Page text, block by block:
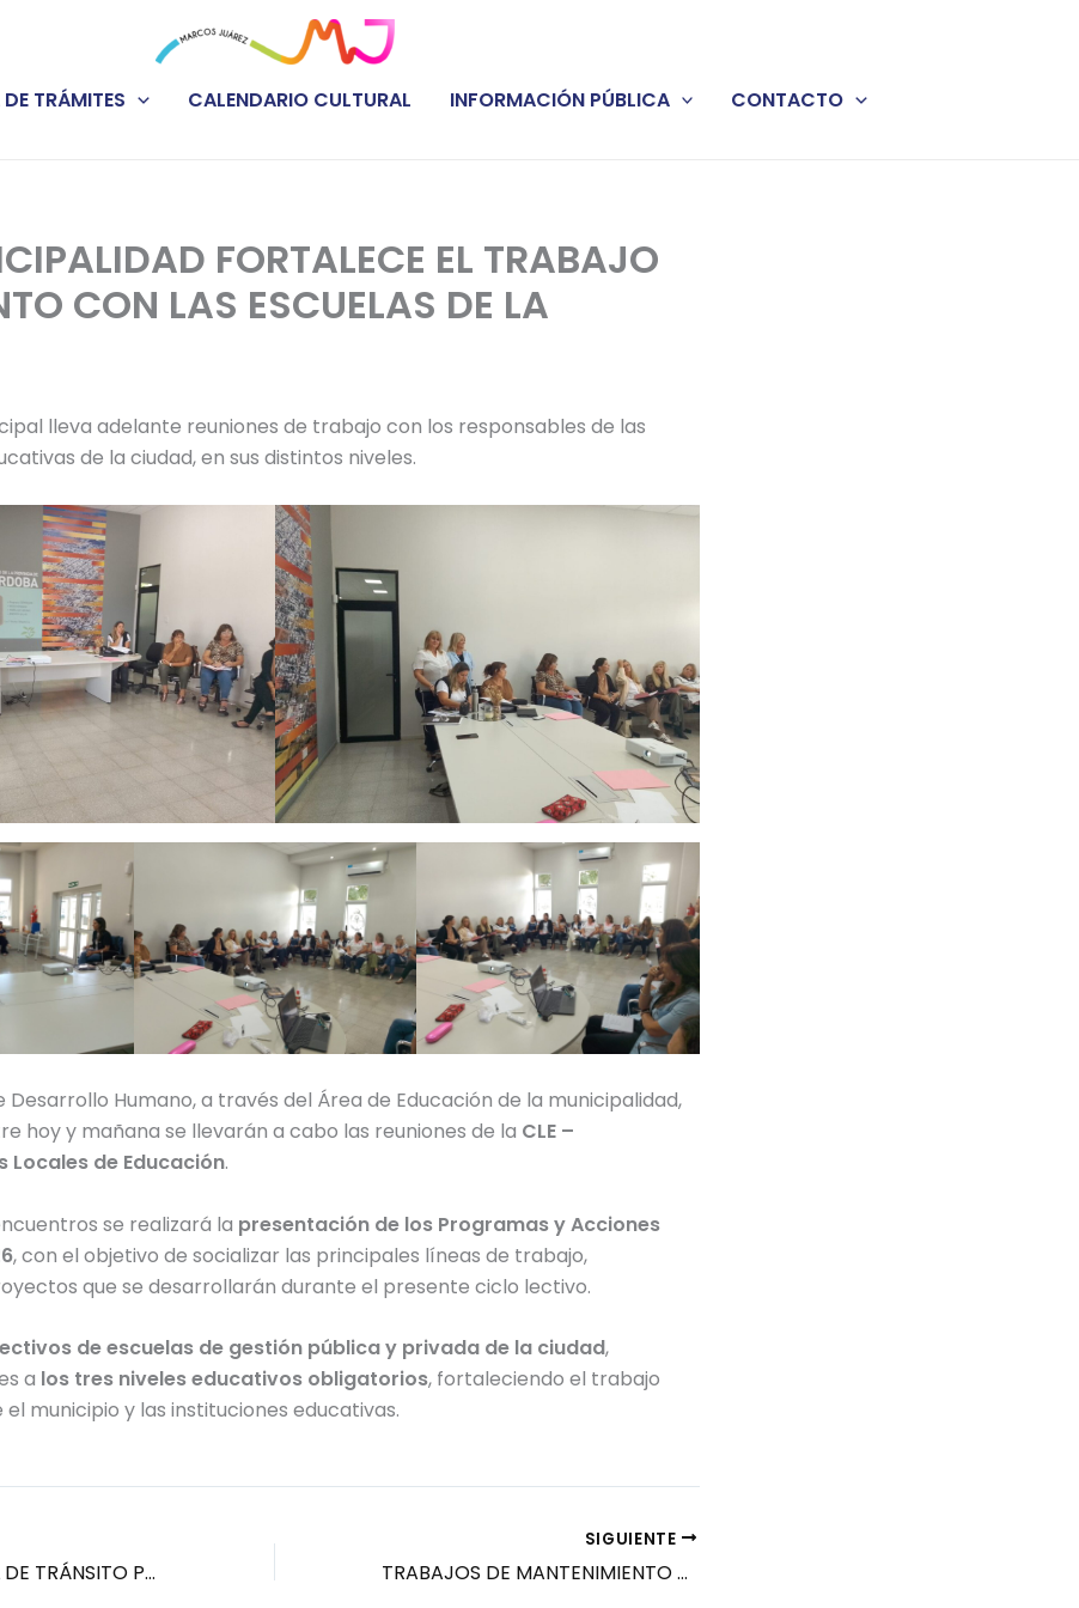
TRÁMITES CALENDARIO CULTURAL INFORMACIÓN PÚBLICA
CONTACTO
FORTALECE EL TRABAJO
CON LAS ESCUELAS DE LA
lleva adelante reuniones de trabajo con los responsables de las
de la ciudad, en sus distintos niveles.
Desarrollo Humano, a través del Área de Educación de la municipalidad,
hoy y mañana se llevarán a cabo las reuniones de la CLE –
Locales de Educación.
se realizará la presentación de los Programas y Acciones
, con el objetivo de socializar las principales líneas de trabajo,
que se desarrollarán durante el presente ciclo lectivo.
de escuelas de gestión pública y privada de la ciudad,
a los tres niveles educativos obligatorios, fortaleciendo el trabajo
municipio y las instituciones educativas.
CORTE PARCIAL DE TRÁNSITO POR OBRA DE PAVIMENTO EN EL CENTRO
SIGUIENTE
TRABAJOS DE MANTENIMIENTO URBANO EN DISTINTOS SECTORES DE LA CIUDAD